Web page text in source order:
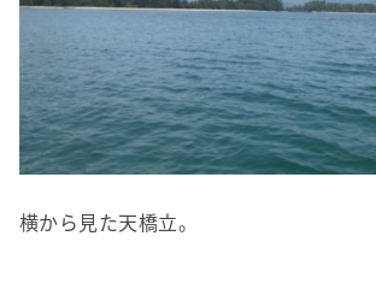
横から見た天橋立。